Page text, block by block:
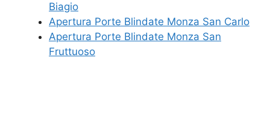
Biagio
Apertura Porte Blindate Monza San Carlo
Apertura Porte Blindate Monza San
Fruttuoso